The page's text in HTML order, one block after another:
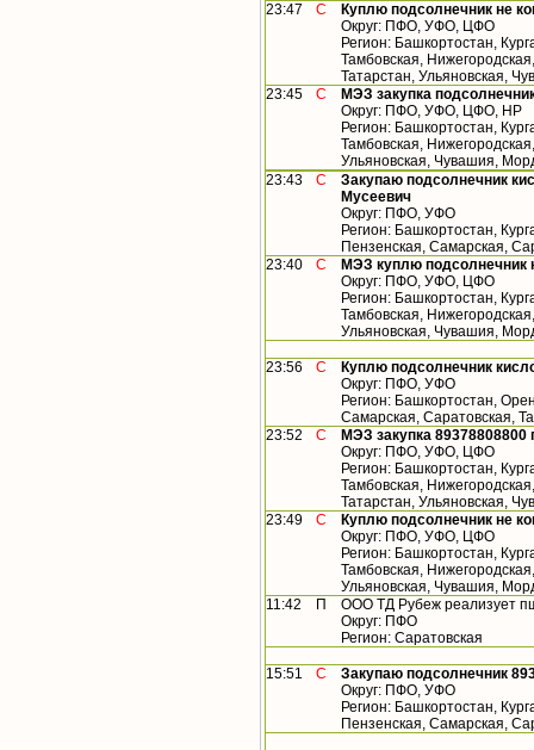
23:47 С
Куплю подсолнечник не
Округ: ПФО, УФО, ЦФО
Регион: Башкортостан,
Тамбовская,
Татарстан, Ульяновская,
23:45
С
МЭЗ закупка
Округ: ПФО, УФО, ЦФО, НР
Регион: Башкортостан,
Тамбовская,
Ульяновская, Чувашия,
23:43
С
Закупаю подсолнечник
Мусеевич
Округ: ПФО, УФО
Регион: Башкортостан,
Пензенская, Самарская,
23:40
С
МЭЗ куплю подсолнечник
Округ: ПФО, УФО, ЦФО
Регион: Башкортостан,
Тамбовская,
Ульяновская, Чувашия,
23:56 С
Куплю подсолнечник
Округ: ПФО, УФО
Регион: Башкортостан,
Самарская, Саратовская,
23:52
С
МЭЗ закупка
Округ: ПФО, УФО, ЦФО
Регион: Башкортостан,
Тамбовская,
Татарстан, Ульяновская,
23:49
С
Куплю подсолнечник не
Округ: ПФО, УФО, ЦФО
Регион: Башкортостан,
Тамбовская,
Ульяновская, Чувашия,
11:42
П ООО ТД Рубеж реализует
Округ: ПФО
Регион: Саратовская
15:51 С
Закупаю подсолнечник
Округ: ПФО, УФО
Регион: Башкортостан,
Пензенская, Самарская,